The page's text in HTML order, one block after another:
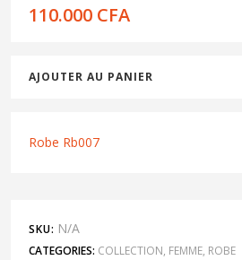
110.000 CFA
AJOUTER AU PANIER
Robe Rb007
SKU: N/A
CATEGORIES: COLLECTION, FEMME, ROBE